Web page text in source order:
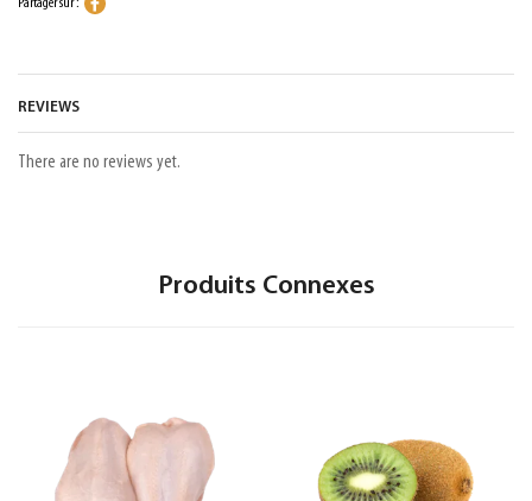
Partager sur :
REVIEWS
There are no reviews yet.
Produits Connexes